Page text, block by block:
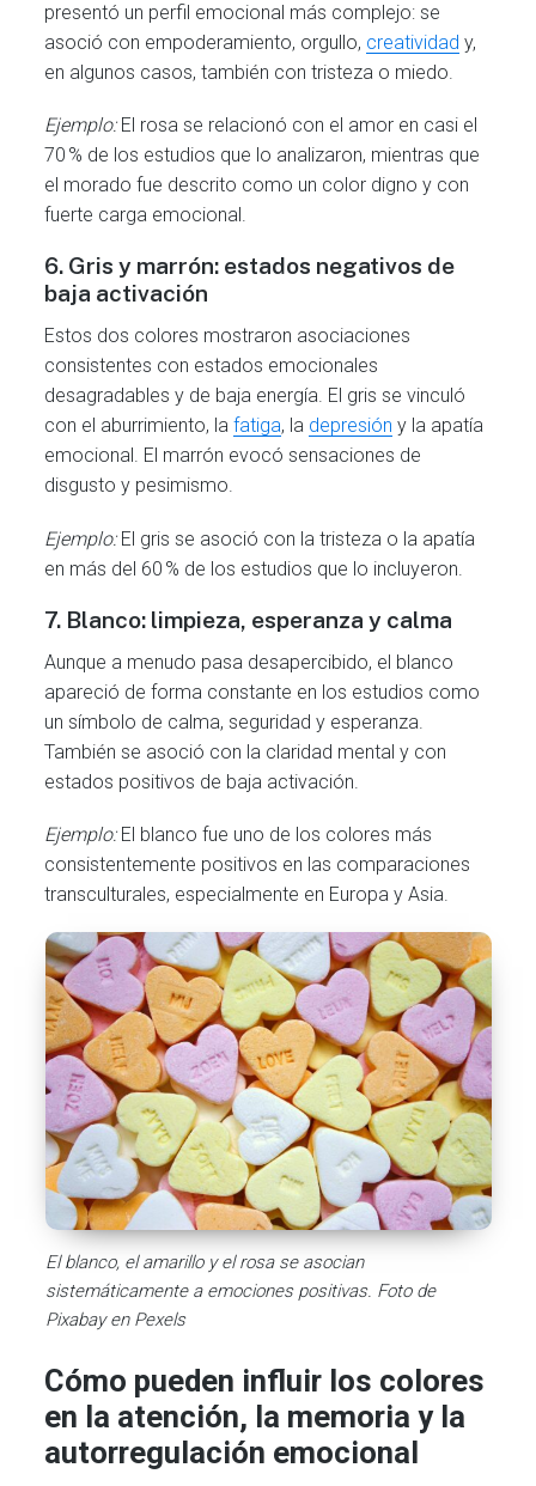
presentó un perfil emocional más complejo: se
asoció con empoderamiento, orgullo, creatividad y,
en algunos casos, también con tristeza o miedo.
Ejemplo:El rosa se relacionó con el amor en casi el
70 % de los estudios que lo analizaron, mientras que
el morado fue descrito como un color digno y con
fuerte carga emocional.
6. Gris y marrón: estados negativos de
baja activación
Estos dos colores mostraron asociaciones
consistentes con estados emocionales
desagradables y de baja energía. El gris se vinculó
con el aburrimiento, lafatiga, la depresión y la apatía
emocional. El marrón evocó sensaciones de
disgusto y pesimismo.
Ejemplo:El gris se asoció con la tristeza o la apatía
en más del 60 % de los estudios que lo incluyeron.
7. Blanco: limpieza, esperanza y calma
Aunque a menudo pasa desapercibido, el blanco
apareció de forma constante en los estudios como
un símbolo de calma, seguridad y esperanza.
También se asoció con la claridad mental y con
estados positivos de baja activación.
Ejemplo:El blanco fue uno de los colores más
consistentemente positivos en las comparaciones
transculturales, especialmente en Europa y Asia.
El blanco, el amarillo y el rosa se asocian
sistemáticamente a emociones positivas. Foto de
Pixabay en Pexels
Cómo pueden influir los colores
en la atención, la memoria y la
autorregulación emocional